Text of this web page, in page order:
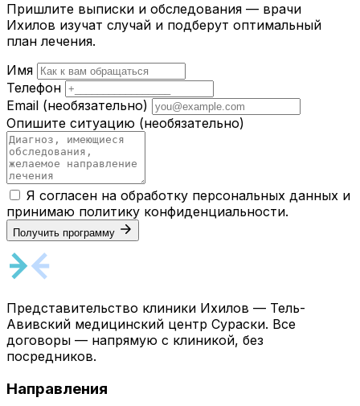
Пришлите выписки и обследования — врачи
Ихилов изучат случай и подберут оптимальный
план лечения.
Имя
Телефон
Email (необязательно)
Опишите ситуацию (необязательно)
Я согласен на обработку персональных данных и
принимаю политику конфиденциальности.
Получить программу
Представительство клиники Ихилов — Тель-
Авивский медицинский центр Сураски. Все
договоры — напрямую с клиникой, без
посредников.
Направления